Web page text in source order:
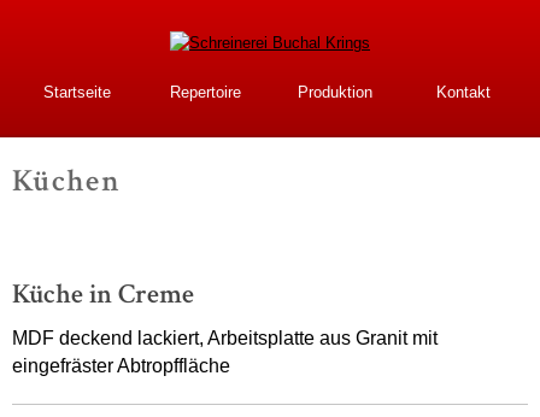
zum
Schreinerei Buchal
Krings
Startseite Repertoire Produktion Kontakt
Küchen
Küche in Creme
MDF deckend lackiert, Arbeitsplatte aus Granit mit
eingefräster Abtropffläche